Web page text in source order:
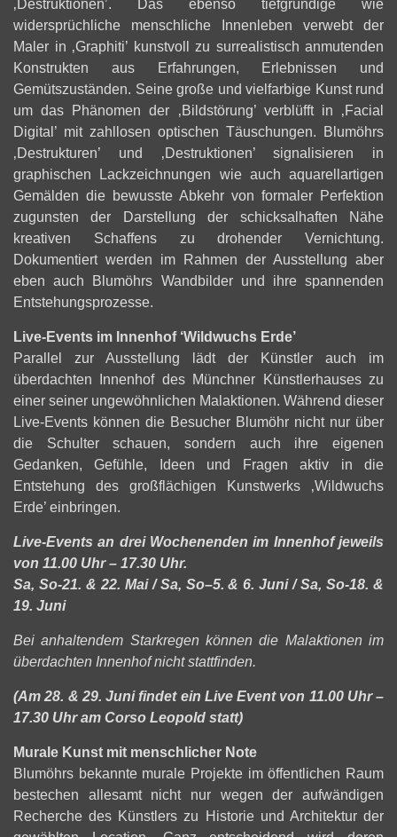
‚Destruktionen’. Das ebenso tiefgründige wie
widersprüchliche menschliche Innenleben verwebt der
Maler in ‚Graphiti’ kunstvoll zu surrealistisch anmutenden
Konstrukten aus Erfahrungen, Erlebnissen und
Gemütszuständen. Seine große und vielfarbige Kunst rund
um das Phänomen der ‚Bildstörung’ verblüfft in ‚Facial
Digital’ mit zahllosen optischen Täuschungen. Blumöhrs
‚Destrukturen’ und ‚Destruktionen’ signalisieren in
graphischen Lackzeichnungen wie auch aquarellartigen
Gemälden die bewusste Abkehr von formaler Perfektion
zugunsten der Darstellung der schicksalhaften Nähe
kreativen Schaffens zu drohender Vernichtung.
Dokumentiert werden im Rahmen der Ausstellung aber
eben auch Blumöhrs Wandbilder und ihre spannenden
Entstehungsprozesse.
Live-Events im Innenhof ‘Wildwuchs Erde’
Parallel zur Ausstellung lädt der Künstler auch im
überdachten Innenhof des Münchner Künstlerhauses zu
einer seiner ungewöhnlichen Malaktionen. Während dieser
Live-Events können die Besucher Blumöhr nicht nur über
die Schulter schauen, sondern auch ihre eigenen
Gedanken, Gefühle, Ideen und Fragen aktiv in die
Entstehung des großflächigen Kunstwerks ‚Wildwuchs
Erde’ einbringen.
Live-Events an drei Wochenenden im Innenhof jeweils
von 11.00 Uhr – 17.30 Uhr.
Sa, So-21. & 22. Mai / Sa, So–5. & 6. Juni / Sa, So-18. &
19. Juni
Bei anhaltendem Starkregen können die Malaktionen im
überdachten Innenhof nicht stattfinden.
(Am 28. & 29. Juni findet ein Live Event von 11.00 Uhr –
17.30 Uhr am Corso Leopold statt)
Murale Kunst mit menschlicher Note
Blumöhrs bekannte murale Projekte im öffentlichen Raum
bestechen allesamt nicht nur wegen der aufwändigen
Recherche des Künstlers zu Historie und Architektur der